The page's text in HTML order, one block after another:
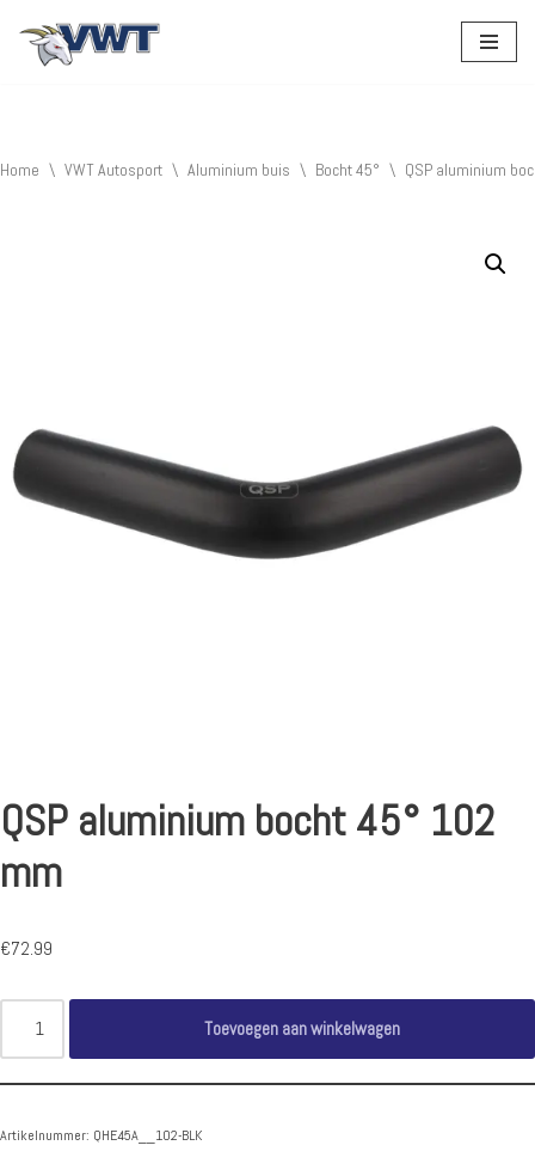
Home \ VWT Autosport \ Aluminium buis \ Bocht 45° \ QSP aluminium
QSP aluminium bocht 45° 102
mm
€72.99
Toevoegen aan winkelwagen
Artikelnummer: QHE45A__102-BLK